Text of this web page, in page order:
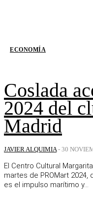
ECONOMÍA
Coslada
2024 del
Madrid
JAVIER ALQUIMIA - 30
El Centro Cultural
martes de PROMart
es el impulso marítimo y...